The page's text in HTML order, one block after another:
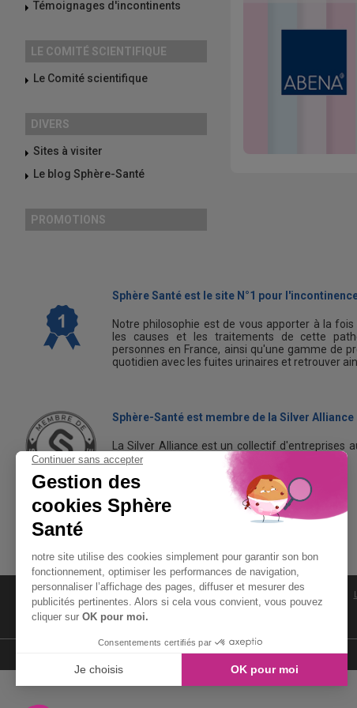
Témoignages d'incontinents
LE COMITÉ SCIENTIFIQUE
Le Comité scientifique
DIVERS
Sites à visiter
Le blog Sphère-Santé
PROMOTIONS
Sphère Santé est le site N°1 pour
Notre philosophie est de vous apporter à la
les causes et les traitements de cette
personnes en France, ainsi qu'une gamme de
quotidien avec les fuites urinaires et retrouver
Sphère-Santé est membre de la Silver Alliance
La Silver Alliance est un collectif d'entreprises
dans le bien vieillir à domicile.
Découvrez la Silver Alliance